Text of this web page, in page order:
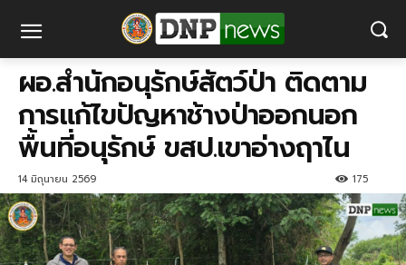
ผอ.สำนักอนุรักษ์สัตว์ป่า ติดตาม
การแก้ไขปัญหาช้างป่าออกนอก
พื้นที่อนุรักษ์ ขสป.เขาอ่างฤาไน
14 มิถุนายน 2569 175